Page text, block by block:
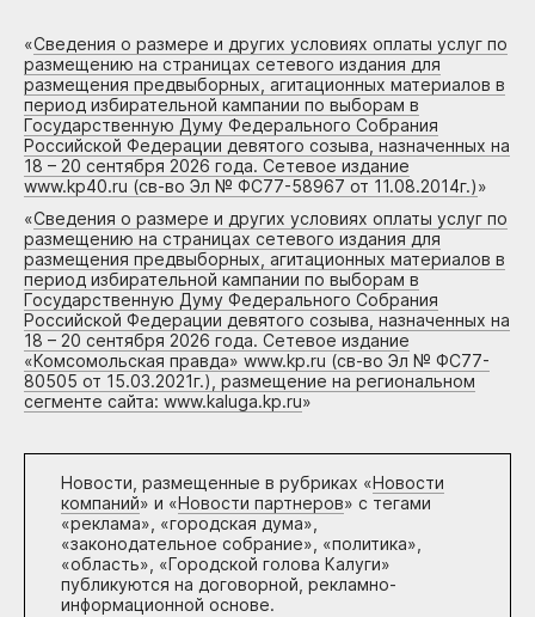
«Сведения о размере и других условиях оплаты услуг по
размещению на страницах сетевого издания для
размещения предвыборных, агитационных материалов в
период избирательной кампании по выборам в
Государственную Думу Федерального Собрания
Российской Федерации девятого созыва, назначенных на
18 – 20 сентября 2026 года. Сетевое издание
www.kp40.ru (св-во Эл № ФС77-58967 от 11.08.2014г.)»
«Сведения о размере и других условиях оплаты услуг по
размещению на страницах сетевого издания для
размещения предвыборных, агитационных материалов в
период избирательной кампании по выборам в
Государственную Думу Федерального Собрания
Российской Федерации девятого созыва, назначенных на
18 – 20 сентября 2026 года. Сетевое издание
«Комсомольская правда» www.kp.ru (св-во Эл № ФС77-
80505 от 15.03.2021г.), размещение на региональном
сегменте сайта: www.kaluga.kp.ru»
Новости, размещенные в рубриках «Новости
компаний» и «Новости партнеров» с тегами
«реклама», «городская дума»,
«законодательное собрание», «политика»,
«область», «Городской голова Калуги»
публикуются на договорной, рекламно-
информационной основе.